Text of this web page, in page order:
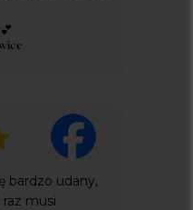
bardzo udany,
musi